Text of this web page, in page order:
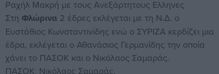
Ραχήλ Μακρή με τους Ανεξάρτητους Ελληνες
Στη Φλώρινα 2 έδρες εκλέγεται με τη Ν.Δ. ο
Ευστάθιος Κωνσταντινίδης ενώ ο ΣΥΡΙΖΑ κερδίζει μια
έδρα, εκλέγεται ο Αθανάσιος Γερμανίδης την οποία
χάνει το ΠΑΣΟΚ και ο Νικόλαος Σαμαράς.
ΠΑΣΟΚ: Νικόλαος Σαμαράς.